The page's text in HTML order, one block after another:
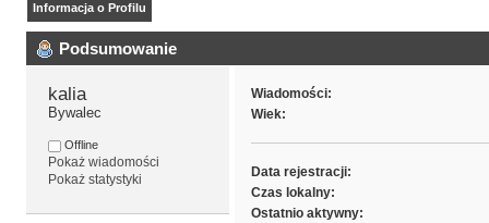
Informacja o Profilu
Podsumowanie
kalia
Bywalec
Offline
Pokaż wiadomości
Pokaż statystyki
Wiadomości:
Wiek:
Data rejestracji:
Czas lokalny:
Ostatnio aktywny: